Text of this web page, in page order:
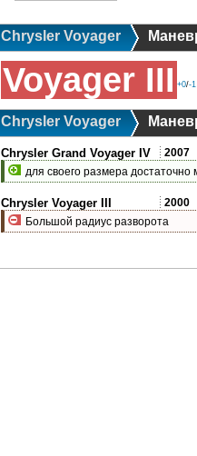
Chrysler Voyager
Voyager III +0/-1
Chrysler Voyager
Chrysler Grand Voyager IV
2007
для своего размера
Chrysler Voyager III
2000
Большой радиус разворота